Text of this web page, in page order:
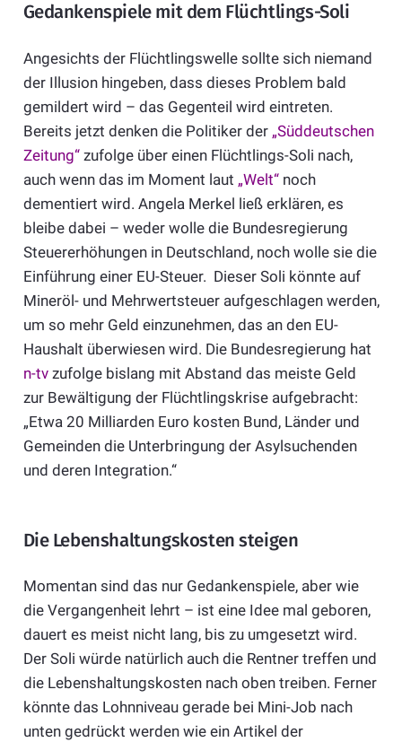
Gedankenspiele mit dem Flüchtlings-Soli
Angesichts der Flüchtlingswelle sollte sich niemand
der Illusion hingeben, dass dieses Problem bald
gemildert wird – das Gegenteil wird eintreten.
Bereits jetzt denken die Politiker der „Süddeutschen
Zeitung“zufolge über einen Flüchtlings-Soli nach,
auch wenn das im Moment laut „Welt“noch
dementiert wird. Angela Merkel ließ erklären, es
bleibe dabei – weder wolle die Bundesregierung
Steuererhöhungen in Deutschland, noch wolle sie die
Einführung einer EU-Steuer. Dieser Soli könnte auf
Mineröl- und Mehrwertsteuer aufgeschlagen werden,
um so mehr Geld einzunehmen, das an den EU-
Haushalt überwiesen wird. Die Bundesregierung hat
n-tvzufolge bislang mit Abstand das meiste Geld
zur Bewältigung der Flüchtlingskrise aufgebracht:
„Etwa 20 Milliarden Euro kosten Bund, Länder und
Gemeinden die Unterbringung der Asylsuchenden
und deren Integration.“
Die Lebenshaltungskosten steigen
Momentan sind das nur Gedankenspiele, aber wie
die Vergangenheit lehrt – ist eine Idee mal geboren,
dauert es meist nicht lang, bis zu umgesetzt wird.
Der Soli würde natürlich auch die Rentner treffen und
die Lebenshaltungskosten nach oben treiben. Ferner
könnte das Lohnniveau gerade bei Mini-Job nach
unten gedrückt werden wie ein Artikel der